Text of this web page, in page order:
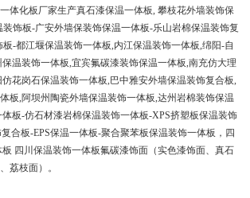
体化板厂家生产真石漆保温一体板, 攀枝花外墙装饰保
饰板-广安外墙保装饰保温一体板-乐山岩棉保温装饰复
-都江堰保温装饰一体板,内江保温装饰一体板,绵阳-自
温装饰一体板,宜宾氟碳漆装饰保温一体板,南充仿大理
花岗石保温装饰一体板,巴中雅安外墙保温装饰复合板,
板,阿坝州陶瓷外墙保温装饰一体板,达州岩棉装饰保温
板-仿石材漆岩棉保温装饰一体板-XPS挤塑板保温装饰
合板-EPS保温一体板-聚合聚苯板保温装饰一体板，四
四川保温装饰一体板氟碳漆饰面（实色漆饰面、真石
荔枝面）。